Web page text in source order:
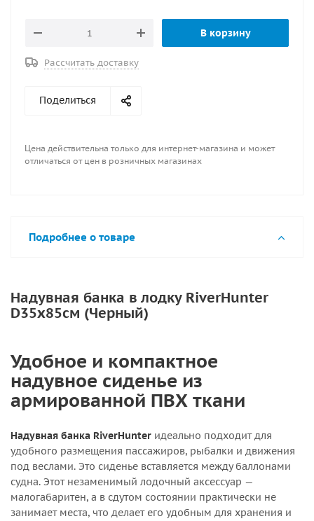
В корзину
Рассчитать доставку
Поделиться
Цена действительна только для интернет-магазина и может
отличаться от цен в розничных магазинах
Подробнее о товаре
Надувная банка в лодку RiverHunter
D35х85см (Черный)
Удобное и компактное
надувное сиденье из
армированной ПВХ ткани
Надувная банка RiverHunter идеально подходит для
удобного размещения пассажиров, рыбалки и движения
под веслами. Это сиденье вставляется между баллонами
судна. Этот незаменимый лодочный аксессуар —
малогабаритен, а в сдутом состоянии практически не
занимает места, что делает его удобным для хранения и